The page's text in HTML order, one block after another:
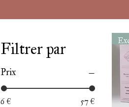
Filtrer par
Prix
6 € 57 €